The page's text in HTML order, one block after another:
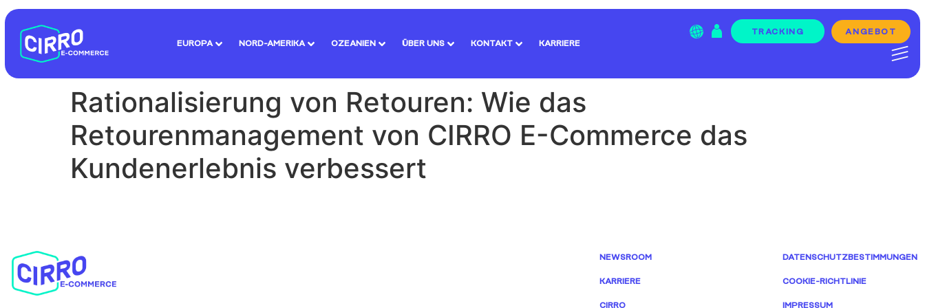
EUROPA NORD-AMERIKA OZEANIEN ÜBER UNS KONTAKT KARRIERE
Menu Item TRACKING ANGEBOT
Rationalisierung von Retouren: Wie das
Retourenmanagement von CIRRO E-Commerce das
Kundenerlebnis verbessert
NEWSROOM
KARRIERE
CIRRO
DATENSCHUTZBESTIMMUNGEN
COOKIE-RICHTLINIE
IMPRESSUM